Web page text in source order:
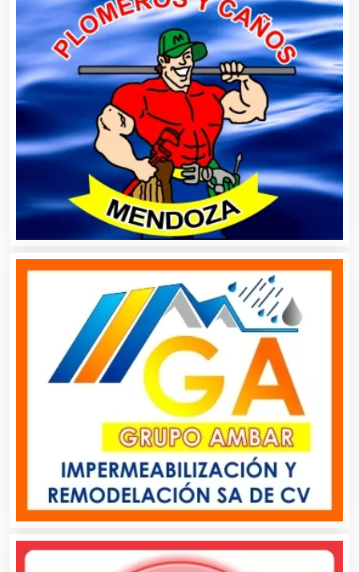
Análisis Clínicos
Análisis de Aguas
Animadores de Eventos
Aparatos y Equipos Eléctricos
Arquitectos
Artes Gráficas
Artículos de Oficina
Artículos de Piel